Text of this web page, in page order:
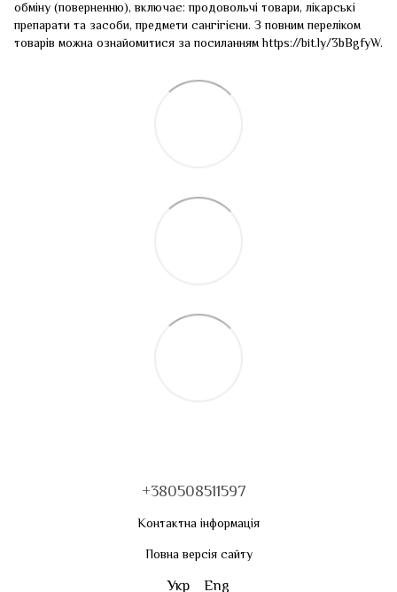
обміну (поверненню), включає: продовольчі товари, лікарські
препарати та засоби, предмети сангігієни. З повним переліком
товарів можна ознайомитися за посиланнямhttps://bit.ly/3bBgfyW.
+380508511597
Контактна інформація
Повна версія сайту
Укр Eng